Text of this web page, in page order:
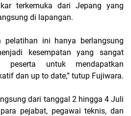
terkemuka dari Jepang yang
di lapangan.
pelatihan ini hanya berlangsung
kesempatan yang sangat
untuk mendapatkan
dan up to date,” tutup Fujiwara.
dari tanggal 2 hingga 4 Juli
pejabat, pegawai teknis, dan